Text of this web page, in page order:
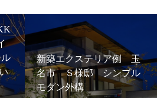
新築エクステリア例 玉
名市 Ｓ様邸 シンプル
モダン外構